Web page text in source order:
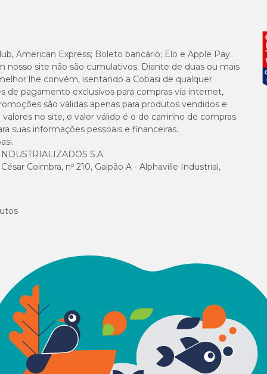
2.062,5mg, Manganês Quelatado: 2mg, Cobre: 3mg, Selênio: 0,113mg,
1,875mg, Vitamina B2: 2,025mg, Vitamina B6: 1,5mg, Vitamina B12:
0,094mg, Biotina: 0,038mg, Niacina: 9,375mg, Ácido Pantotênico:
American Express; Boleto bancário; Elo e Apple Pay.
nosso site não são cumulativos. Diante de duas ou mais
lhe convém, isentando a Cobasi de qualquer
de pagamento exclusivos para compras via internet,
são válidas apenas para produtos vendidos e
no site, o valor válido é o do carrinho de compras.
suas informações pessoais e financeiras.
S.A.
Coimbra, nº 210, Galpão A - Alphaville Industrial,